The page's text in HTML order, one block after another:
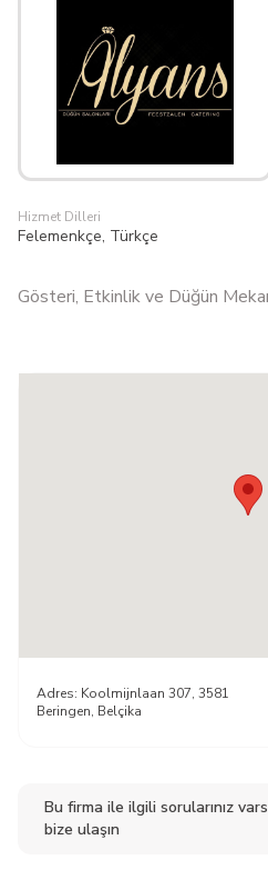
Hizmet Dilleri
Felemenkçe, Türkçe
Gösteri, Etkinlik ve Düğün
Bu firma ile ilgili sorularınız
bize ulaşın
Adres: Koolmijnlaan 307, 3581
Beringen, Belçika